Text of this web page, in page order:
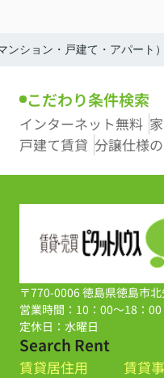
ンション・戸建て・アパート
こだわり条件検索
インターネット無料
戸建て賃貸 分譲仕様
〒770-0006 徳島県徳島市
営業時間：10：00～18：
定休日：水曜日
Search Rent
賃貸居住用
賃貸